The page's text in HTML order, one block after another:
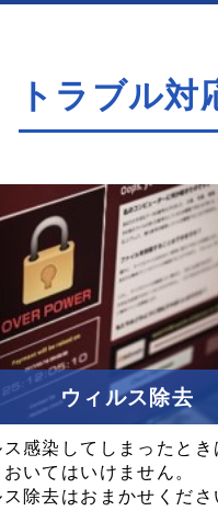
トラブル対
ウィルス除去
感染 してしまった とき
いてはいけません。
除去はおまかせくださ